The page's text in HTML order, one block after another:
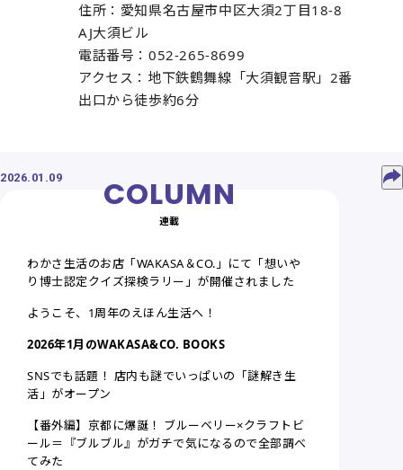
住所：愛知県名古屋市中区大須2丁目18-8
AJ大須ビル
電話番号：052-265-8699
アクセス：地下鉄鶴舞線「大須観音駅」2番
出口から徒歩約6分
2026.01.09
連載
わかさ生活のお店「WAKASA＆CO.」にて「想いや
り博士認定クイズ探検ラリー」が開催されました
ようこそ、1周年のえほん生活へ！
2026年1月のWAKASA&CO. BOOKS
SNSでも話題！ 店内も謎でいっぱいの「謎解き生
活」がオープン
【番外編】京都に爆誕！ ブルーベリー×クラフトビ
ール＝『ブルブル』がガチで気になるので全部調べ
てみた